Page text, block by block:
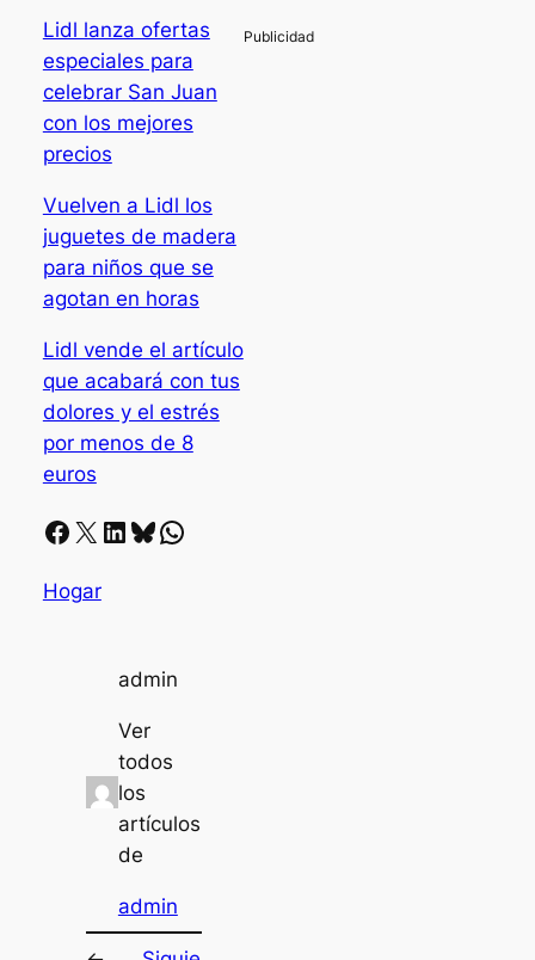
Lidl lanza ofertas
especiales para
celebrar San Juan
con los mejores
precios
Vuelven a Lidl los
juguetes de madera
para niños que se
agotan en horas
Lidl vende el artículo
que acabará con tus
dolores y el estrés
por menos de 8
euros
Facebook X LinkedIn Bluesky Whatsapp
Hogar
admin
Ver
todos
los
artículos
de
admin